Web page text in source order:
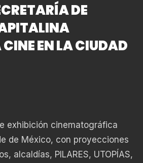
DE
EN LA CIUDAD
exhibición cinematográfica
de México, con proyecciones
alcaldías, PILARES, UTOPÍAS,